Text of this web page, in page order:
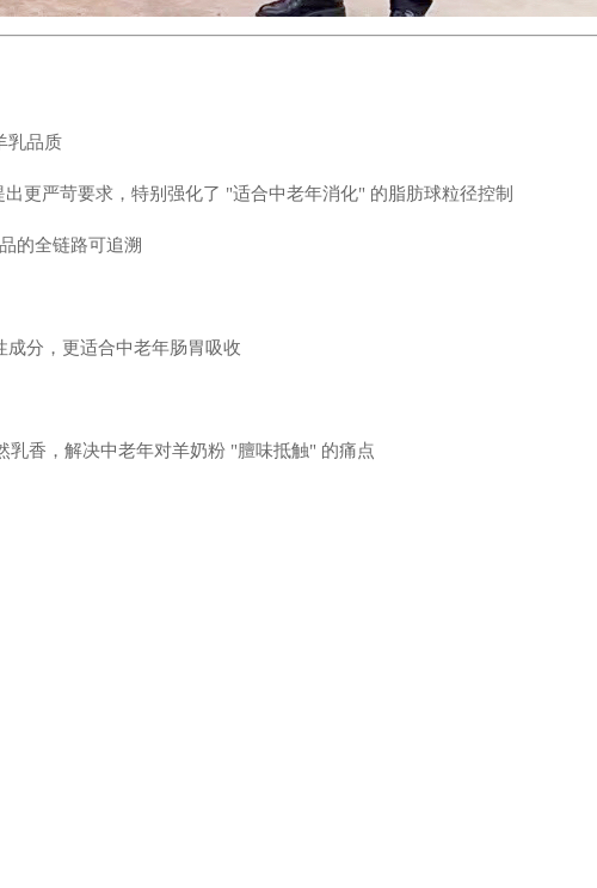
乳品质
更严苛要求，特别强化了 "适合中老年消化" 的脂肪球粒径控制
的全链路可追溯
成分，更适合中老年肠胃吸收
乳香，解决中老年对羊奶粉 "膻味抵触" 的痛点